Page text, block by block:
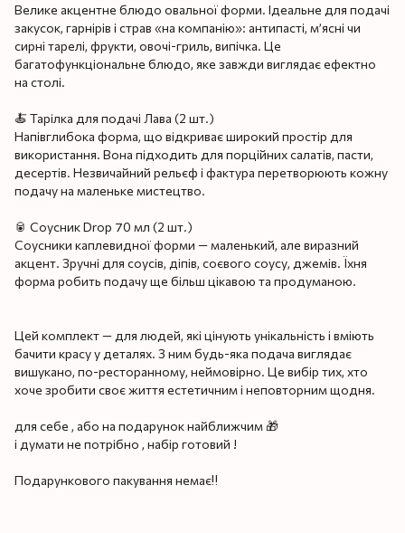
Велике акцентне блюдо овальної форми. Ідеальне для подачі
закусок, гарнірів і страв «на компанію»: антипасті, м’ясні чи
сирні тарелі, фрукти, овочі-гриль, випічка. Це
багатофункціональне блюдо, яке завжди виглядає ефектно
на столі.
🍝 Тарілка для подачі Лава (2 шт.)
Напівглибока форма, що відкриває широкий простір для
використання. Вона підходить для порційних салатів, пасти,
десертів. Незвичайний рельєф і фактура перетворюють кожну
подачу на маленьке мистецтво.
🥫 Соусник Drop 70 мл (2 шт.)
Соусники каплевидної форми — маленький, але виразний
акцент. Зручні для соусів, діпів, соєвого соусу, джемів. Їхня
форма робить подачу ще більш цікавою та продуманою.
Цей комплект — для людей, які цінують унікальність і вміють
бачити красу у деталях. З ним будь-яка подача виглядає
вишукано, по-ресторанному, неймовірно. Це вибір тих, хто
хоче зробити своє життя естетичним і неповторним щодня.
для себе , або на подарунок найближчим 🎁
і думати не потрібно , набір готовий !
Подарункового пакування немає‼️